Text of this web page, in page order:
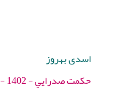
اسدی بهروز
حكمت صدرايي - 1402 - دوره : 12 - شماره : 1 - صفحه:63 -76